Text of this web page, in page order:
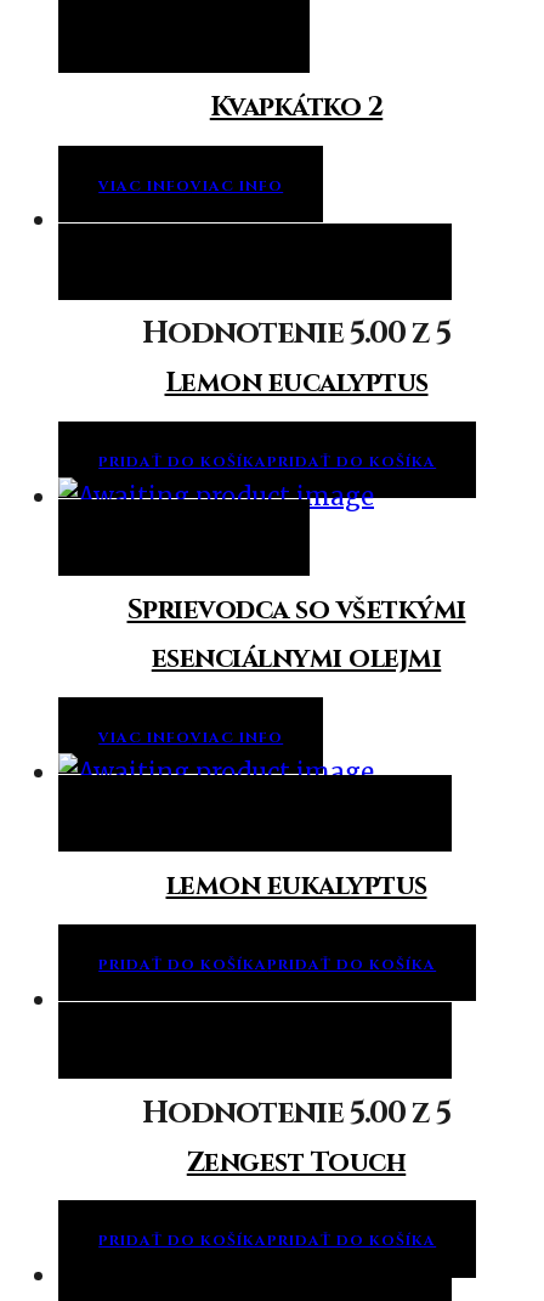
Kvapkátko 2
VIAC INFOVIAC INFO
Hodnotenie5.00z 5
Lemon eucalyptus
PRIDAŤ DO KOŠÍKAPRIDAŤ DO KOŠÍKA
Sprievodca so všetkými
esenciálnymi olejmi
VIAC INFOVIAC INFO
lemon eukalyptus
PRIDAŤ DO KOŠÍKAPRIDAŤ DO KOŠÍKA
Hodnotenie5.00z 5
Zengest Touch
PRIDAŤ DO KOŠÍKAPRIDAŤ DO KOŠÍKA